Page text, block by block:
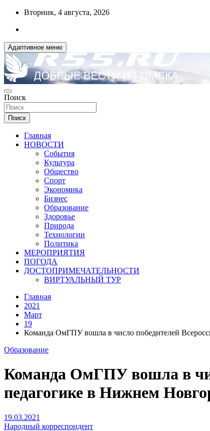
Перейти
содержимому
Вторник, 4 августа, 2026
Адаптивное меню
R55.RU
ДОБРЫЕ ВЕСТИ ИЗ ОМСКА
Поиск
Поиск
Главная
НОВОСТИ
События
Культура
Общество
Спорт
Экономика
Бизнес
Образование
Здоровье
Природа
Технологии
Политика
МЕРОПРИЯТИЯ
ПОГОДА
ДОСТОПРИМЕЧАТЕЛЬНОСТИ
ВИРТУАЛЬНЫЙ ТУР
Главная
2021
Март
19
Команда ОмГПУ вошла в число победителей
Образование
Команда ОмГПУ вошла в
педагогике в Нижнем
19.03.2021
Народный корреспондент